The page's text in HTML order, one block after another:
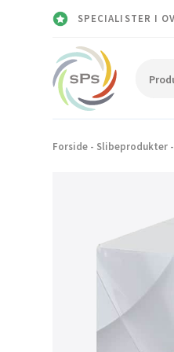
SPECIALISTER I
Forside - Slibeprodukter -